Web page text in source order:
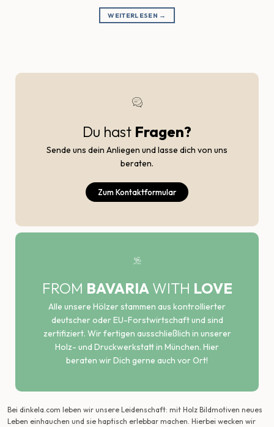
WEITERLESEN →
Du hast Fragen?
Sende uns dein Anliegen und lasse dich von uns
beraten.
Zum Kontaktformular
FROM BAVARIAWITH LOVE
Alle unsere Hölzer stammen aus kontrollierter
deutscher oder EU-Forstwirtschaft und sind
zertifiziert. Wir fertigen ausschließlich in unserer
Holz- und Druckwerkstatt in München. Hier
beraten wir Dich gerne auch vor Ort!
Bei dinkela.com leben wir unsere Leidenschaft: mit Holz Bildmotiven neues
Leben einhauchen und sie haptisch erlebbar machen. Hierbei wecken wir